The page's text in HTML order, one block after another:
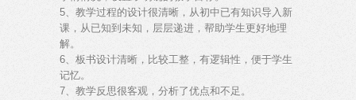
5、教学过程的设计很清晰，从初中已有知识导入新
课，从已知到未知，层层递进，帮助学生更好地理
解。
6、板书设计清晰，比较工整，有逻辑性，便于学生
记忆。
7、教学反思很客观，分析了优点和不足。